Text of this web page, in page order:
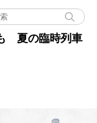
夏の臨時列車